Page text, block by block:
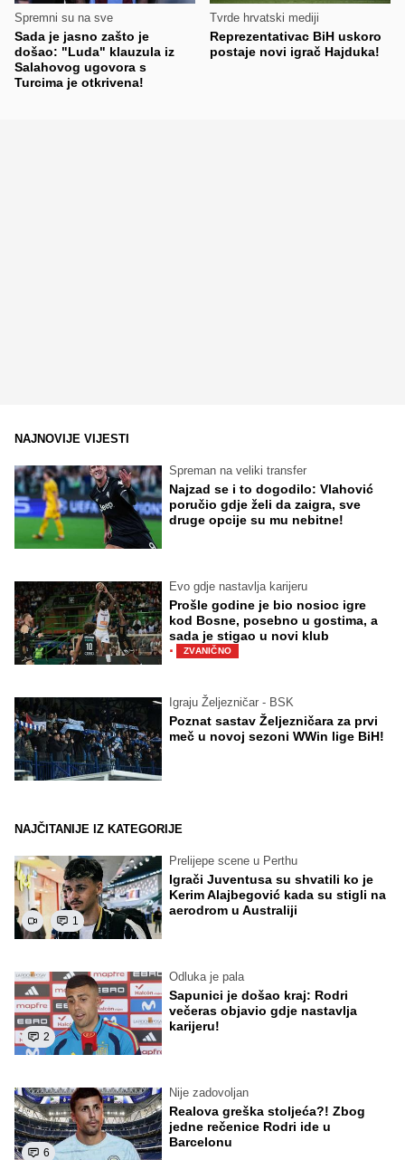
Spremni su na sve
Sada je jasno zašto je
došao: "Luda" klauzula iz
Salahovog ugovora s
Turcima je otkrivena!
Tvrde hrvatski mediji
Reprezentativac BiH uskoro
postaje novi igrač Hajduka!
NAJNOVIJE VIJESTI
Spreman na veliki transfer
Najzad se i to dogodilo: Vlahović
poručio gdje želi da zaigra, sve
druge opcije su mu nebitne!
Evo gdje nastavlja karijeru
Prošle godine je bio nosioc igre
kod Bosne, posebno u gostima, a
sada je stigao u novi klub
· ZVANIČNO
Igraju Željezničar - BSK
Poznat sastav Željezničara za prvi
meč u novoj sezoni WWin lige BiH!
NAJČITANIJE IZ KATEGORIJE
1
Prelijepe scene u Perthu
Igrači Juventusa su shvatili ko je
Kerim Alajbegović kada su stigli na
aerodrom u Australiji
2
Odluka je pala
Sapunici je došao kraj: Rodri
večeras objavio gdje nastavlja
karijeru!
6
Nije zadovoljan
Realova greška stoljeća?! Zbog
jedne rečenice Rodri ide u
Barcelonu